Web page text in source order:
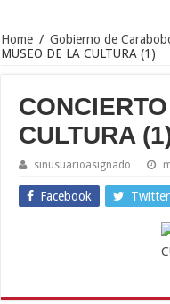
Home / Gobierno de
MUSEO DE LA CULTURA (1)
CULTURA
sinusuarioasignado
Facebook Twitter